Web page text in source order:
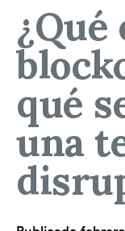
¿Qué
qué
una